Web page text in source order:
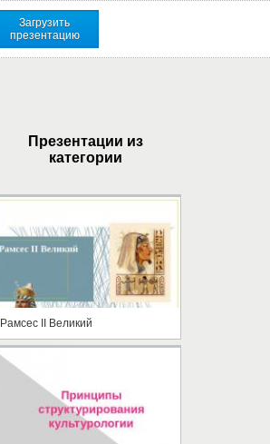
Загрузить
презентацию
Презентации из
категории
Рамсес II Великий